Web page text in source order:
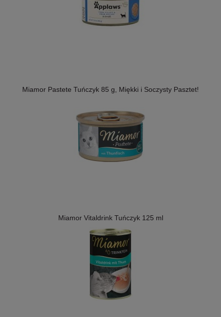
Miamor Pastete Tuńczyk 85 g, Miękki i Soczysty Pasztet!
Miamor Vitaldrink Tuńczyk 125 ml